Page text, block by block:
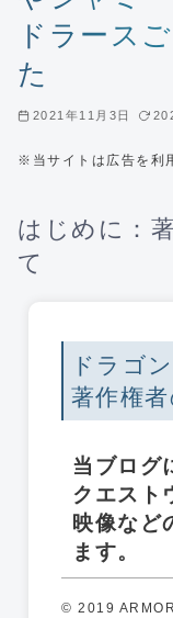
ドラース
た
2021年11月3日
※当サイトは広告を利
はじめに：
て
ドラゴ
著作権
当ブログ
クエスト
映像など
ます。
© 2019